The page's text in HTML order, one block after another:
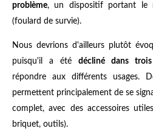
problème, un dispositif portant le
(foulard de survie).
Nous devrions d'ailleurs plutôt
puisqu'il a été décliné dans
répondre aux différents usages.
permettent principalement de se
complet, avec des accessoires
briquet, outils).